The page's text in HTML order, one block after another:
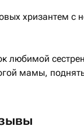
хризантем
любимой
мамы,
дня, или для